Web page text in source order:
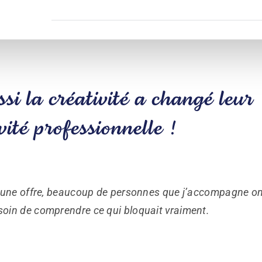
la créativité a changé leur
professionnelle !
offre, beaucoup de personnes que j’accompagne
de comprendre ce qui bloquait vraiment.